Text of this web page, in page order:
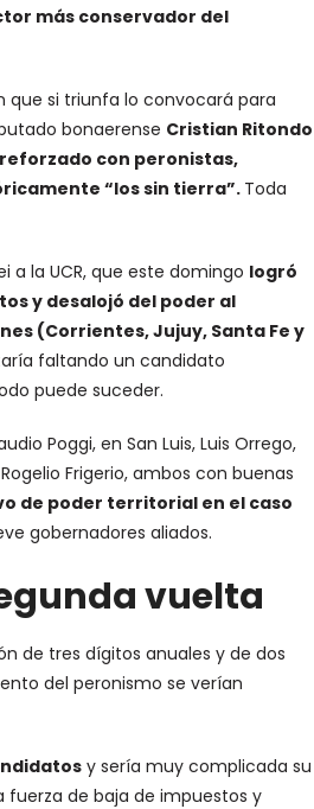
más conservador del
que si triunfa lo convocará para
bonaerense Cristian Ritondo
con peronistas,
“los sin tierra”.Toda
a la UCR, que este domingo logró
y desalojó del poder al
(Corrientes, Jujuy, Santa Fe y
faltando un candidato
puede suceder.
Poggi, en San Luis, Luis Orrego,
Frigerio, ambos con buenas
de poder territorial en el caso
gobernadores aliados.
vuelta
de tres dígitos anuales y de dos
del peronismo se verían
y sería muy complicada su
fuerza de baja de impuestos y